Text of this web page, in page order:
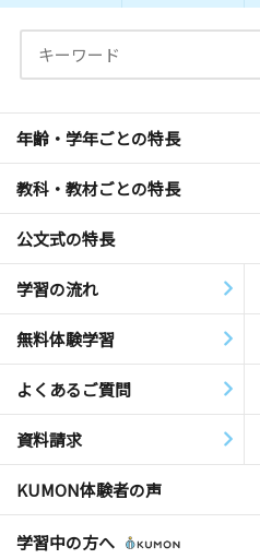
年齢・学年ごとの特長
教科・教材ごとの特長
公文式の特長
学習の流れ
無料体験学習
よくあるご質問
資料請求
KUMON体験者の声
学習中の方へ